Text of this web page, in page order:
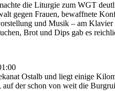
die Liturgie zum WGT
gegen Frauen, bewaffnete
und Musik – am
Brot und Dips gab es
Ostalb und liegt einige
der schon von weit die